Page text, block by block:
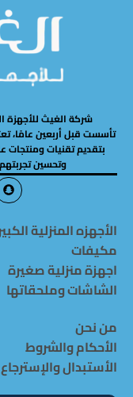
شركة الغيث للأجهزة
تأسست قبل أربعين عامًا،
بتقديم تقنيات ومنتجات
وتحسين
الأجهزه المنزلية
مكيفات
اجهزة منزلية صغيرة
الشاشات وملحقاتها
من نحن
الأحكام والشروط
الأستبدال والإسترجاع